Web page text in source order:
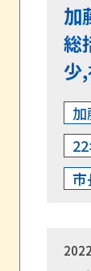
加
総
少
市